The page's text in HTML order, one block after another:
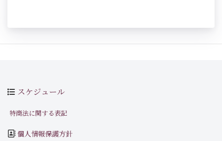
スケジュール
特商法に関する表記
個人情報保護方針